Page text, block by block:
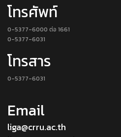
โทรศัพท์
0-5377-6000 ต่อ 1661
0-5377-6031
โทรสาร
0-5377-6031
Email
liga@crru.ac.th